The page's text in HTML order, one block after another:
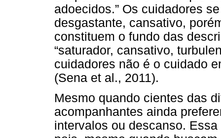
adoecidos.” Os cuidadores
desgastante, cansativo,
constituem o fundo das
“saturador, cansativo,
cuidadores não é o cuidado
(Sena et al., 2011).
Mesmo quando cientes das
acompanhantes ainda
intervalos ou descanso.